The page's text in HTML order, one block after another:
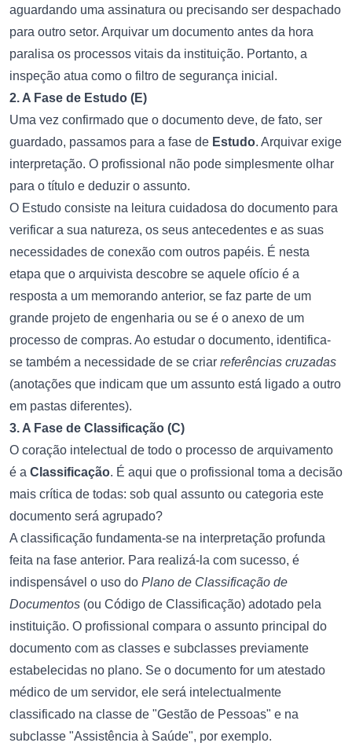
aguardando uma assinatura ou precisando ser despachado
para outro setor. Arquivar um documento antes da hora
paralisa os processos vitais da instituição. Portanto, a
inspeção atua como o filtro de segurança inicial.
2. A Fase de Estudo (E)
Uma vez confirmado que o documento deve, de fato, ser
guardado, passamos para a fase de Estudo. Arquivar exige
interpretação. O profissional não pode simplesmente olhar
para o título e deduzir o assunto.
O Estudo consiste na leitura cuidadosa do documento para
verificar a sua natureza, os seus antecedentes e as suas
necessidades de conexão com outros papéis. É nesta
etapa que o arquivista descobre se aquele ofício é a
resposta a um memorando anterior, se faz parte de um
grande projeto de engenharia ou se é o anexo de um
processo de compras. Ao estudar o documento, identifica-
se também a necessidade de se criar referências cruzadas
(anotações que indicam que um assunto está ligado a outro
em pastas diferentes).
3. A Fase de Classificação (C)
O coração intelectual de todo o processo de arquivamento
é a Classificação. É aqui que o profissional toma a decisão
mais crítica de todas: sob qual assunto ou categoria este
documento será agrupado?
A classificação fundamenta-se na interpretação profunda
feita na fase anterior. Para realizá-la com sucesso, é
indispensável o uso do Plano de Classificação de
Documentos (ou Código de Classificação) adotado pela
instituição. O profissional compara o assunto principal do
documento com as classes e subclasses previamente
estabelecidas no plano. Se o documento for um atestado
médico de um servidor, ele será intelectualmente
classificado na classe de "Gestão de Pessoas" e na
subclasse "Assistência à Saúde", por exemplo.